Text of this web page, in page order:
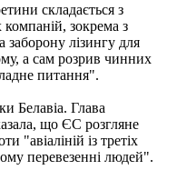
складається з
компаній, зокрема з
заборону лізингу для
а сам розрив чинних
питання".
Белавіа. Глава
що ЄС розгляне
"авіаліній із третіх
перевезенні людей".